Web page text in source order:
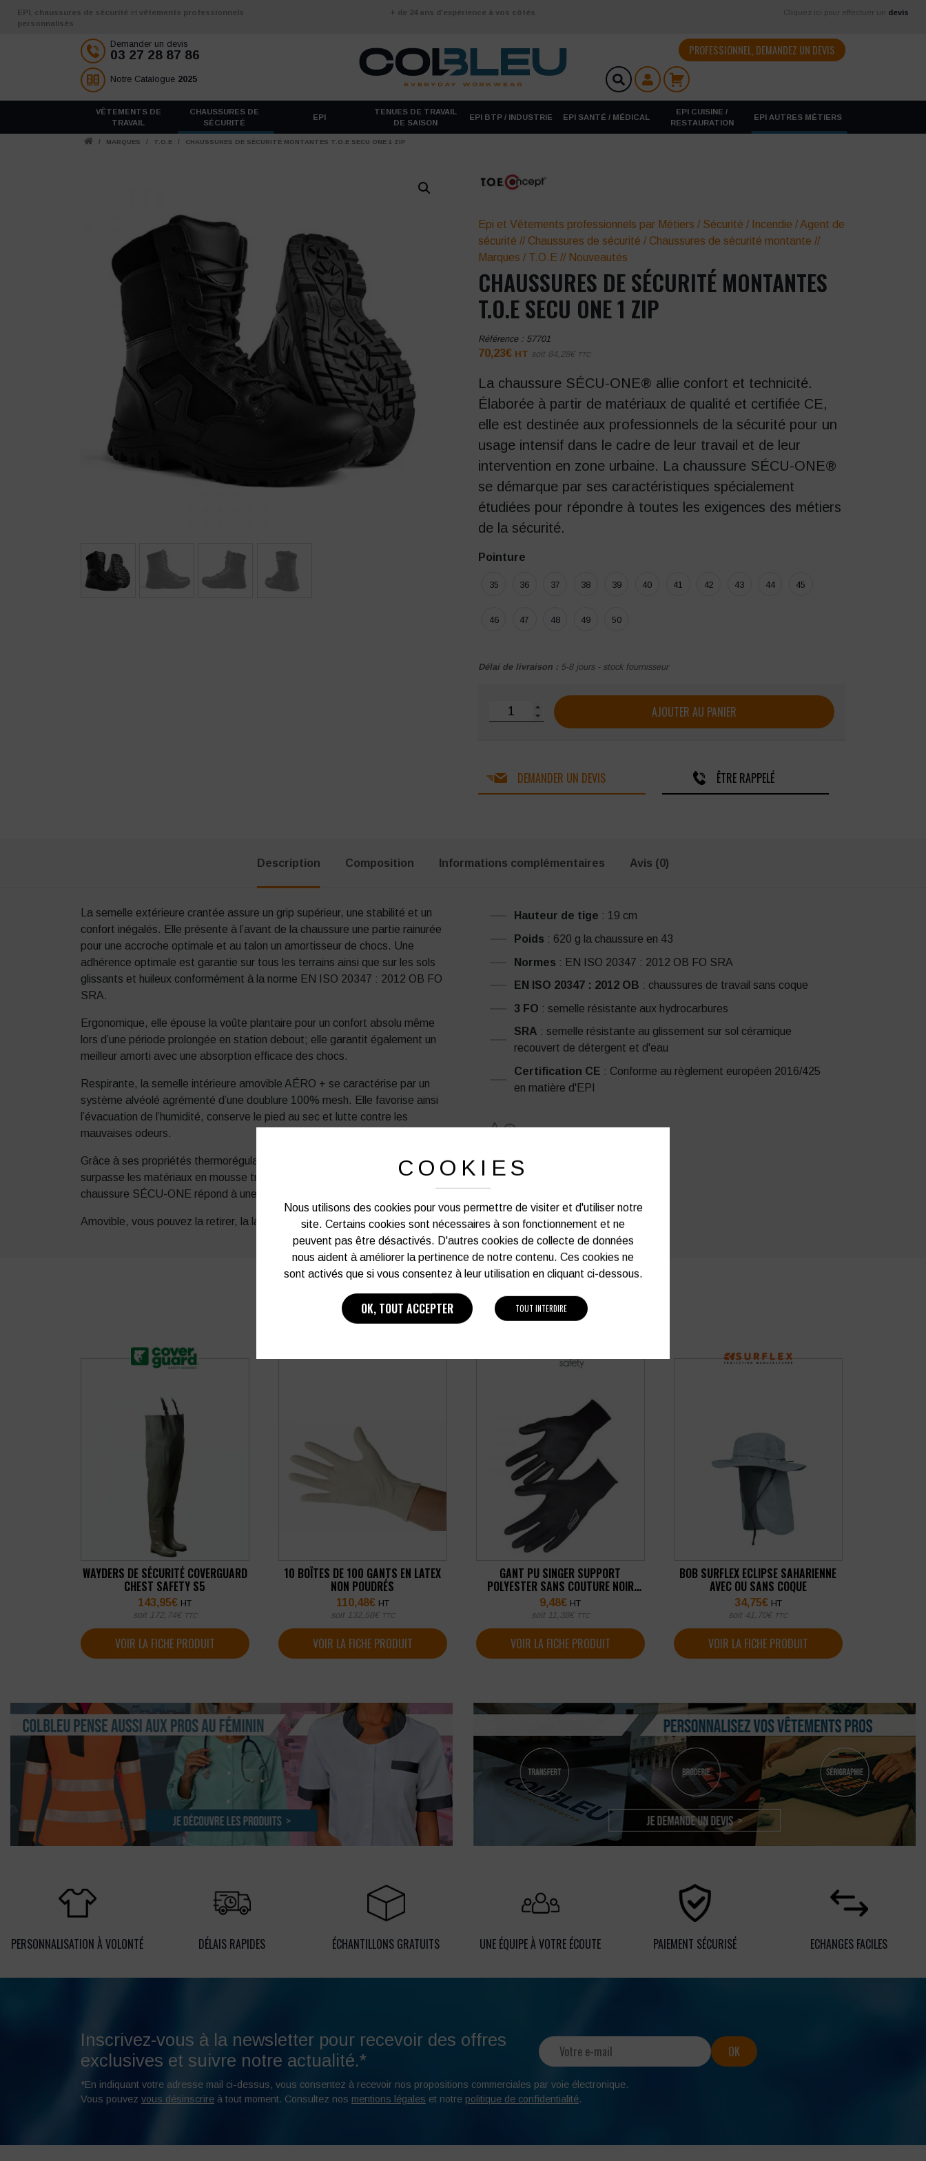
Aller au contenu
EPI chaussures de sécurité et vêtements professionnels
personnalisés
+ de 24 ans d’expérience à vos côtés Cliquez ici pour effectuer un devis
Demander un devis
03 27 28 87 86
Notre Catalogue 2025
PROFESSIONNEL, DEMANDEZ UN DEVIS
VÊTEMENTS DE
TRAVAIL
CHAUSSURES DE
SÉCURITÉ
EPI
TENUES DE TRAVAIL
DE SAISON
EPI BTP / INDUSTRIE EPI SANTÉ / MÉDICAL
EPI CUISINE /
RESTAURATION
EPI AUTRES MÉTIERS
/ MARQUES / T.O.E / CHAUSSURES DE SÉCURITÉ MONTANTES T.O.E SECU ONE 1 ZIP
Epi et Vêtements professionnels par Métiers / Sécurité / Incendie /Agent de
sécurité // Chaussures de sécurité / Chaussures de sécurité montante //
Marques / T.O.E // Nouveautés
CHAUSSURES DE SÉCURITÉ MONTANTES
T.O.E SECU ONE 1 ZIP
Référence : 57701
70,23€ HT soit 84,28€ TTC
La chaussure SÉCU-ONE® allie confort et technicité.
Élaborée à partir de matériaux de qualité et certifiée CE,
elle est destinée aux professionnels de la sécurité pour un
usage intensif dans le cadre de leur travail et de leur
intervention en zone urbaine. La chaussure SÉCU-ONE®
se démarque par ses caractéristiques spécialement
étudiées pour répondre à toutes les exigences des métiers
de la sécurité.
Pointure
35 36 37 38 39 40 41 42 43 44 45
46 47 48 49 50
Délai de livraison : 5-8 jours - stock fournisseur
quantité de Chaussures de sécurité montantes T.O.E SECU ONE 1 zip
AJOUTER AU PANIER
DEMANDER UN DEVIS ÊTRE RAPPELÉ
Description Composition Informations complémentaires Avis (0)
La semelle extérieure crantée assure un grip supérieur, une stabilité et un
confort inégalés. Elle présente à l’avant de la chaussure une partie rainurée
pour une accroche optimale et au talon un amortisseur de chocs. Une
adhérence optimale est garantie sur tous les terrains ainsi que sur les sols
glissants et huileux conformément à la norme EN ISO 20347 : 2012 OB FO
SRA.
Ergonomique, elle épouse la voûte plantaire pour un confort absolu même
lors d’une période prolongée en station debout; elle garantit également un
meilleur amorti avec une absorption efficace des chocs.
Respirante, la semelle intérieure amovible AÉRO + se caractérise par un
système alvéolé agrémenté d’une doublure 100% mesh. Elle favorise ainsi
l’évacuation de l’humidité, conserve le pied au sec et lutte contre les
mauvaises odeurs.
Grâce à ses propriétés thermorégulatrices, la mousse EVA est isolante et
surpasse les matériaux en mousse traditionnelle par temps chaud et froid. La
chaussure SÉCU-ONE répond à une utilisation de toutes saisons.
Amovible, vous pouvez la retirer, la laver et la faire sécher à l’air libre.
Hauteur de tige : 19 cm
Poids : 620 g la chaussure en 43
Normes : EN ISO 20347 : 2012 OB FO SRA
EN ISO 20347 : 2012 OB : chaussures de travail sans coque
3 FO : semelle résistante aux hydrocarbures
SRA : semelle résistante au glissement sur sol céramique
recouvert de détergent et d'eau
Certification CE : Conforme au règlement européen 2016/425
en matière d'EPI
PRODUITS SIMILAIRES
WAYDERS DE SÉCURITÉ COVERGUARD
CHEST SAFETY S5
143,95€ HT
soit 172,74€ TTC
VOIR LA FICHE PRODUIT
10 BOÎTES DE 100 GANTS EN LATEX
NON POUDRÉS
110,48€ HT
soit 132,58€ TTC
VOIR LA FICHE PRODUIT
GANT PU SINGER SUPPORT
POLYESTER SANS COUTURE NOIR
JAUGE 13 (LOT DE 10 PAIRES)
9,48€ HT
soit 11,38€ TTC
VOIR LA FICHE PRODUIT
BOB SURFLEX ECLIPSE SAHARIENNE
AVEC OU SANS COQUE
34,75€ HT
soit 41,70€ TTC
VOIR LA FICHE PRODUIT
PERSONNALISATION À VOLONTÉ DÉLAIS RAPIDES ÉCHANTILLONS GRATUITS UNE ÉQUIPE À VOTRE ÉCOUTE PAIEMENT SÉCURISÉ ECHANGES FACILES
Inscrivez-vous à la newsletter pour recevoir des offres
exclusives et suivre notre actualité.*
*En indiquant votre adresse mail ci-dessus, vous consentez à recevoir nos propositions commerciales par voie électronique.
Vous pouvez vous désinscrire à tout moment. Consultez nos mentions légales et notre politique de confidentialité.
COOKIES
Nous utilisons des cookies pour vous permettre de visiter et d'utiliser notre
site. Certains cookies sont nécessaires à son fonctionnement et ne
peuvent pas être désactivés. D'autres cookies de collecte de données
nous aident à améliorer la pertinence de notre contenu. Ces cookies ne
sont activés que si vous consentez à leur utilisation en cliquant ci-dessous.
OK, TOUT ACCEPTER TOUT INTERDIRE